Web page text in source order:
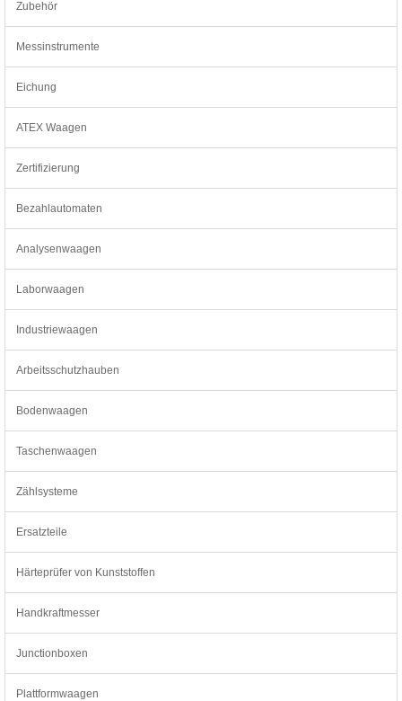
Zubehör
Messinstrumente
Eichung
ATEX Waagen
Zertifizierung
Bezahlautomaten
Analysenwaagen
Laborwaagen
Industriewaagen
Arbeitsschutzhauben
Bodenwaagen
Taschenwaagen
Zählsysteme
Ersatzteile
Härteprüfer von Kunststoffen
Handkraftmesser
Junctionboxen
Plattformwaagen